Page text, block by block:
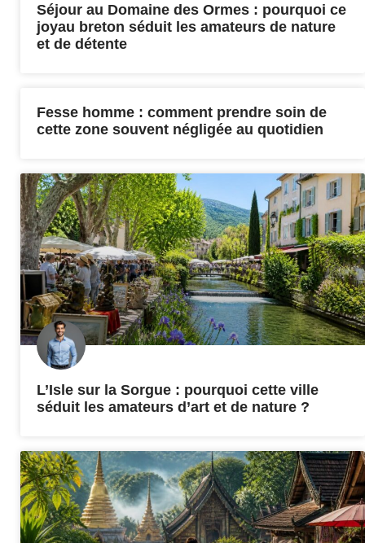
Séjour au Domaine des Ormes : pourquoi ce
joyau breton séduit les amateurs de nature
et de détente
Fesse homme : comment prendre soin de
cette zone souvent négligée au quotidien
L’Isle sur la Sorgue : pourquoi cette ville
séduit les amateurs d’art et de nature ?